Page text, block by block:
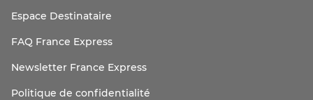
Espace Destinataire
FAQ France Express
Newsletter France Express
Politique de confidentialité